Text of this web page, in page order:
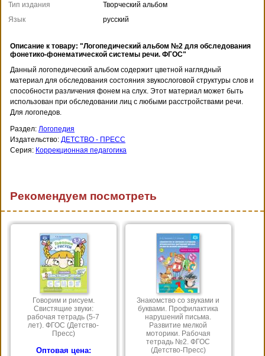
Тип издания
Творческий альбом
Язык
русский
Описание к товару: "Логопедический альбом №2 для обследования
фонетико-фонематической системы речи. ФГОС"
Данный логопедический альбом содержит цветной наглядный
материал для обследования состояния звукослоговой структуры слов и
способности различения фонем на слух. Этот материал может быть
использован при обследовании лиц с любыми расстройствами речи.
Для логопедов.
Раздел: Логопедия
Издательство: ДЕТСТВО - ПРЕСС
Серия: Коррекционная педагогика
Рекомендуем посмотреть
Говорим и рисуем.
Свистящие звуки:
рабочая тетрадь (5-7
лет). ФГОС (Детство-
Пресс)
Оптовая цена:
Знакомство со звуками и
буквами. Профилактика
нарушений письма.
Развитие мелкой
моторики. Рабочая
тетрадь №2. ФГОС
(Детство-Пресс)